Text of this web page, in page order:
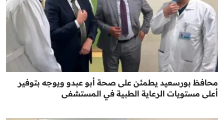
محافظ بورسعيد يطمئن على صحة أبو عبدو ويوجه بتوفير
أعلى مستويات الرعاية الطبية في المستشفى